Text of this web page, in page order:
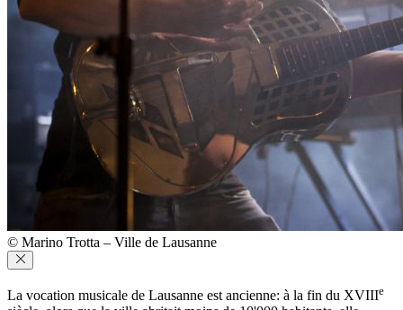
© Marino Trotta – Ville de Lausanne
La vocation musicale de Lausanne est ancienne: à la fin du XVIIIe